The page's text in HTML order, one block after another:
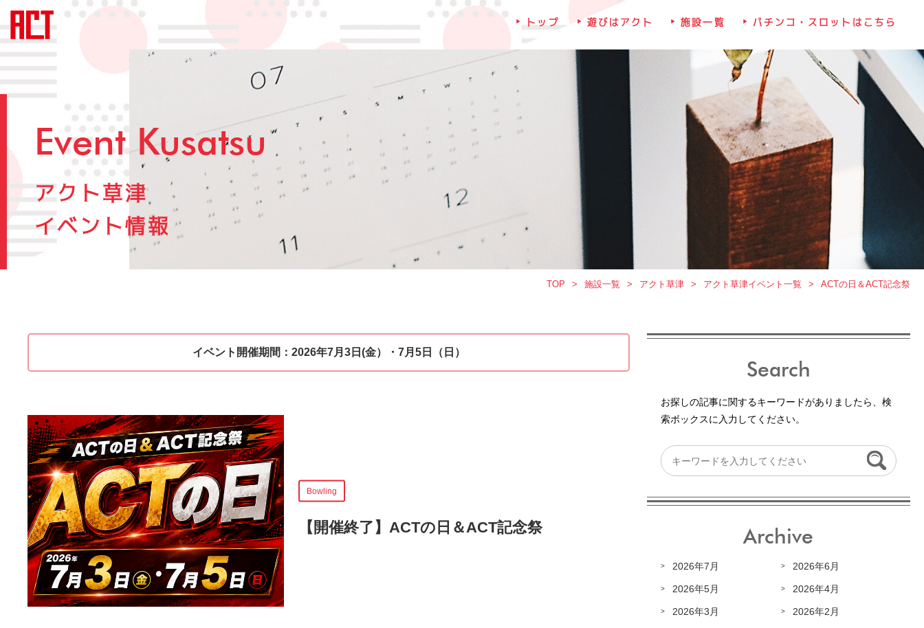
トップ 遊びはアクト 施設一覧 パチンコ・スロットはこちら
Event Kusatsu
アクト草津
イベント情報
TOP 施設一覧 アクト草津 アクト草津イベント一覧 ACTの日＆ACT記念祭
イベント開催期間： 2026年7月3日(金）・7月5日（日）
Bowling
【開催終了】 ACTの日＆ACT記念祭
Search
お探しの記事に関するキーワードがありましたら、検
索ボックスに入力してください。
Archive
2026年7月 2026年6月
2026年5月 2026年4月
2026年3月 2026年2月